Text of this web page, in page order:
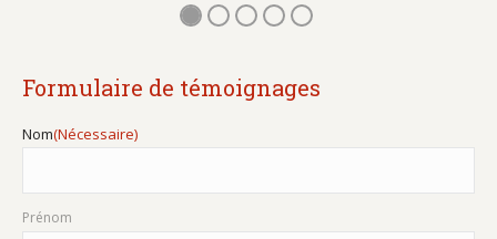
fait quelques années à
voilà à ce jour chef
côte d'Azur. Merci au
Formulaire de témoignages
Nom(Nécessaire)
Prénom